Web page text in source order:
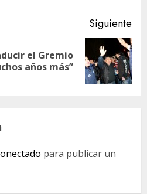
Siguiente
el Gremio
años más”
para publicar un